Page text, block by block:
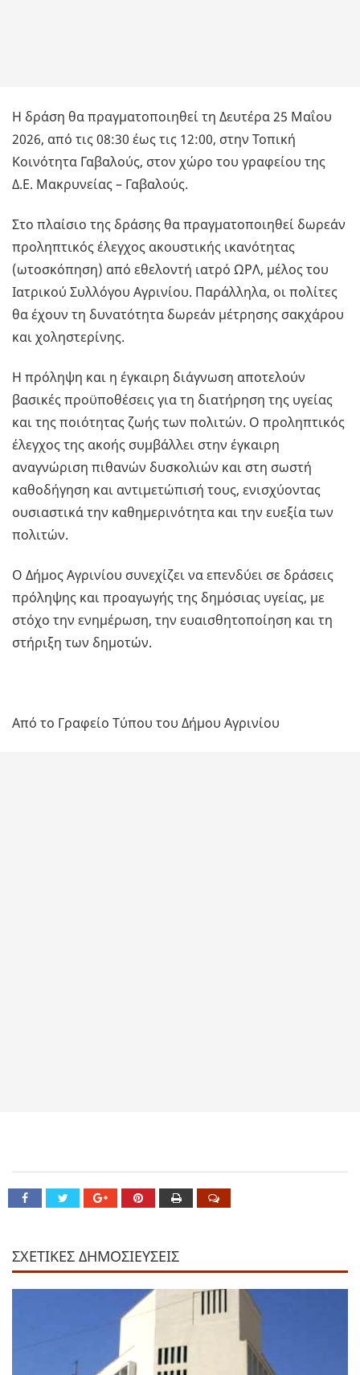
Η δράση θα πραγματοποιηθεί τη Δευτέρα 25 Μαΐου
2026, από τις 08:30 έως τις 12:00, στην Τοπική
Κοινότητα Γαβαλούς, στον χώρο του γραφείου της
Δ.Ε. Μακρυνείας – Γαβαλούς.
Στο πλαίσιο της δράσης θα πραγματοποιηθεί δωρεάν
προληπτικός έλεγχος ακουστικής ικανότητας
(ωτοσκόπηση) από εθελοντή ιατρό ΩΡΛ, μέλος του
Ιατρικού Συλλόγου Αγρινίου. Παράλληλα, οι πολίτες
θα έχουν τη δυνατότητα δωρεάν μέτρησης σακχάρου
και χοληστερίνης.
Η πρόληψη και η έγκαιρη διάγνωση αποτελούν
βασικές προϋποθέσεις για τη διατήρηση της υγείας
και της ποιότητας ζωής των πολιτών. Ο προληπτικός
έλεγχος της ακοής συμβάλλει στην έγκαιρη
αναγνώριση πιθανών δυσκολιών και στη σωστή
καθοδήγηση και αντιμετώπισή τους, ενισχύοντας
ουσιαστικά την καθημερινότητα και την ευεξία των
πολιτών.
Ο Δήμος Αγρινίου συνεχίζει να επενδύει σε δράσεις
πρόληψης και προαγωγής της δημόσιας υγείας, με
στόχο την ενημέρωση, την ευαισθητοποίηση και τη
στήριξη των δημοτών.
Από το Γραφείο Τύπου του Δήμου Αγρινίου
ΣΧΕΤΙΚΕΣ ΔΗΜΟΣΙΕΥΣΕΙΣ